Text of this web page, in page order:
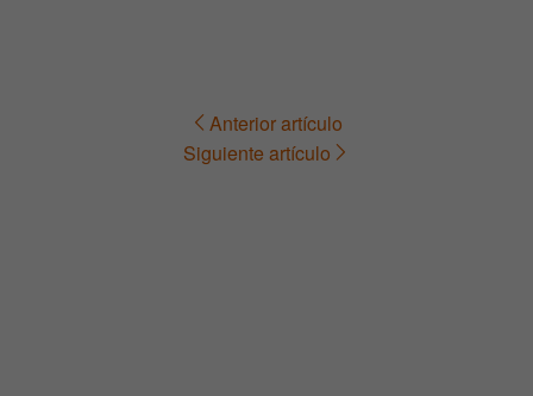
Navegación Anterior artículo
Siguiente artículo